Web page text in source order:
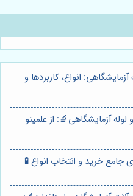
انواع، کاربردها و
آزمایشگاهی🔬: از علمینو
جامع خرید و انتخاب انواع 🧪